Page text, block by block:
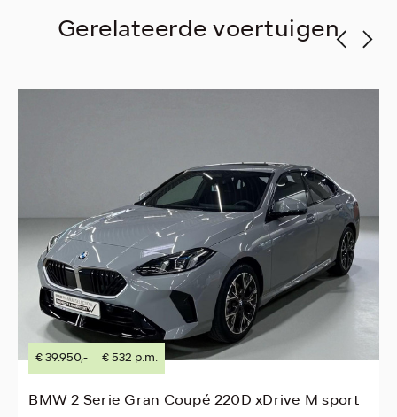
Gerelateerde voertuigen
€ 39.950,- € 532 p.m.
BMW 2 Serie Gran Coupé 220D xDrive M sport